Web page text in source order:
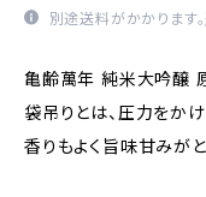
別途送料がかかります。
亀齢萬年 純米大吟醸
袋吊りとは、圧力をか
香りもよく旨味甘みがと